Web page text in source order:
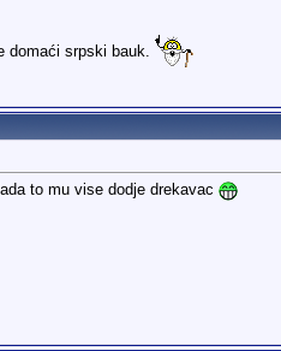
domaći srpski bauk.
to mu vise dodje drekavac